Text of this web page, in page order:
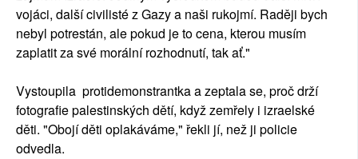
vojáci, další civilisté z Gazy a naši rukojmí. Raději bych
nebyl potrestán, ale pokud je to cena, kterou musím
zaplatit za své morální rozhodnutí, tak ať."
Vystoupila protidemonstrantka a zeptala se, proč drží
fotografie palestinských dětí, když zemřely i izraelské
děti. "Obojí děti oplakáváme," řekli jí, než ji policie
odvedla.